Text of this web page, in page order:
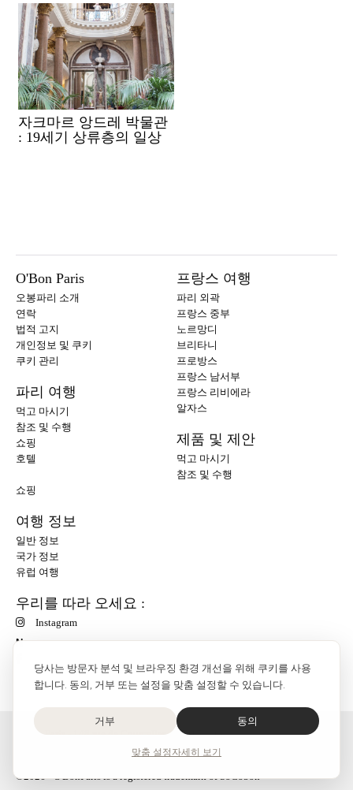
당사는 방문자 분석 및 브라우징 환경 개선을 위해 쿠키를 사용
합니다. 동의, 거부 또는 설정을 맞춤 설정할 수 있습니다.
거부 동의
맞춤 설정 자세히 보기
자크마르 앙드레 박물관
: 19세기 상류층의 일상
O'Bon Paris
오봉파리 소개
연락
법적 고지
개인정보 및 쿠키
쿠키 관리
파리 여행
먹고 마시기
참조 및 수행
쇼핑
호텔
프랑스 여행
파리 외곽
프랑스 중부
노르망디
브리타니
프로방스
프랑스 남서부
프랑스 리비에라
알자스
제품 및 제안
먹고 마시기
참조 및 수행
쇼핑
여행 정보
일반 정보
국가 정보
유럽 여행
우리를 따라 오세요 :
Instagram
N
O'Bon Paris - 148 rue de Courcelles - 75017 Paris
©2026 - O'BonParis is a registered trademark of SoCobon